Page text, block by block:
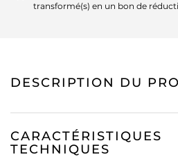
transformé(s) en un bon de
DESCRIPTION DU
CARACTÉRISTIQUES
TECHNIQUES